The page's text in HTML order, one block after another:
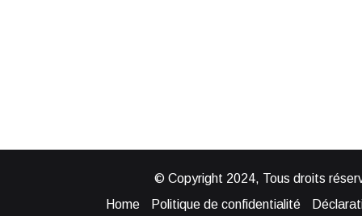
© Copyright 2024, Tous droits
Home
Politique de confidentialité